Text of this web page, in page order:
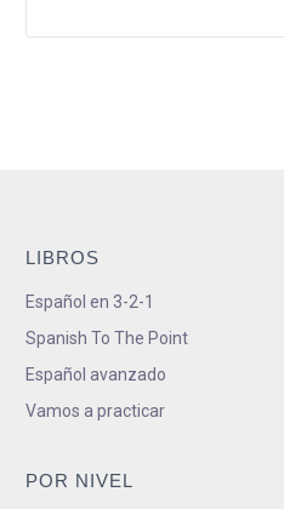
LIBROS
Español en 3-2-1
Spanish To The Point
Español avanzado
Vamos a practicar
POR NIVEL